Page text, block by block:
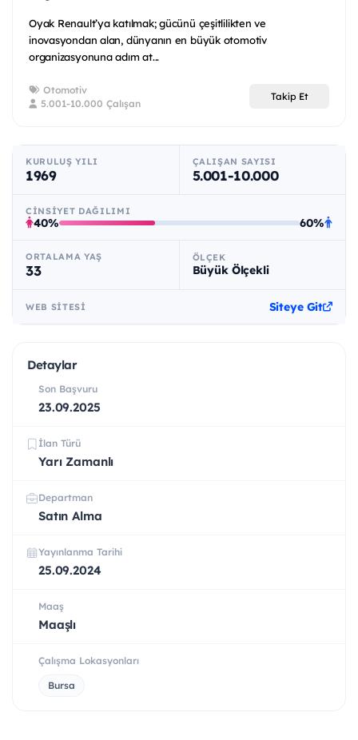
Oyak Renault’ya katılmak; gücünü çeşitlilikten ve
inovasyondan alan, dünyanın en büyük otomotiv
organizasyonuna adım at...
Otomotiv
5.001-10.000 Çalışan
Takip Et
KURULUŞ YILI
1969
ÇALIŞAN SAYISI
5.001-10.000
CINSIYET DAĞILIMI
40% 60%
ORTALAMA YAŞ
33
ÖLÇEK
Büyük Ölçekli
WEB SITESI Siteye Git
Detaylar
Son Başvuru
23.09.2025
İlan Türü
Yarı Zamanlı
Departman
Satın Alma
Yayınlanma Tarihi
25.09.2024
Maaş
Maaşlı
Çalışma Lokasyonları
Bursa